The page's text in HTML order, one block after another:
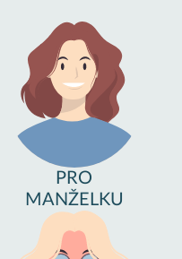
PRO
MANŽELKU